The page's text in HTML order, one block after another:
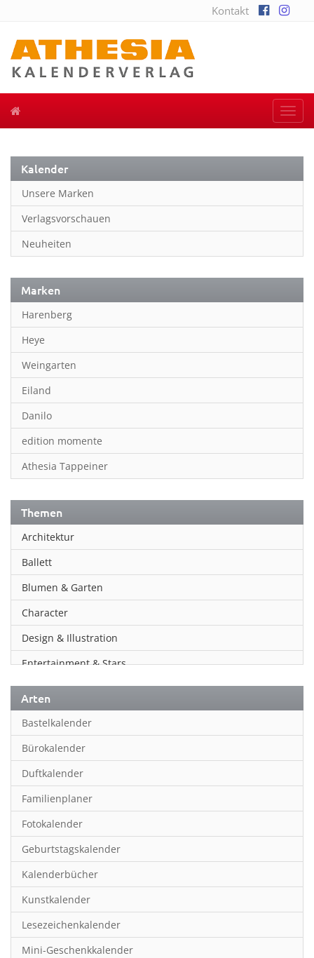
Kontakt
Kalender
Unsere Marken
Verlagsvorschauen
Neuheiten
Marken
Harenberg
Heye
Weingarten
Eiland
Danilo
edition momente
Athesia Tappeiner
Themen
Architektur
Ballett
Blumen & Garten
Character
Design & Illustration
Entertainment & Stars
Erotik
Essen & Trinken
Familienplaner
Fantasy
Film
Fotokunst
Frauen
Fußball
Gaming
Geburtstagskalender
Geschichte
Arten
Bastelkalender
Bürokalender
Duftkalender
Familienplaner
Fotokalender
Geburtstagskalender
Kalenderbücher
Kunstkalender
Lesezeichenkalender
Mini-Geschenkkalender